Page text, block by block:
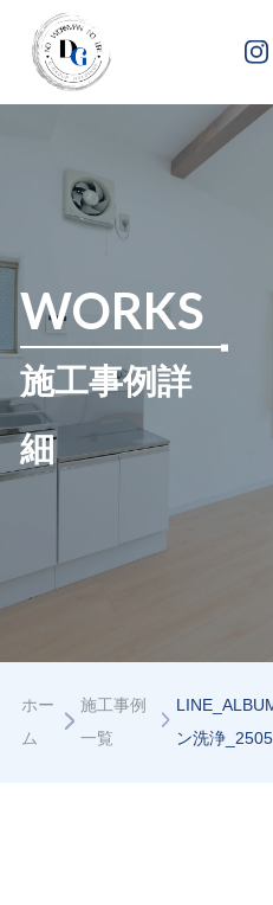
WORKS
施工事例詳
細
ホー
ム
施工事例
一覧
ン洗浄